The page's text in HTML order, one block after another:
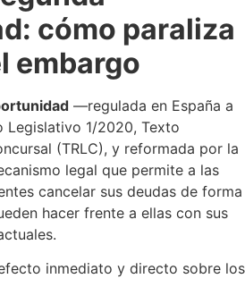
cómo paraliza
embargo
—regulada en España a
Legislativo 1/2020, Texto
(TRLC), y reformada por la
legal que permite a las
cancelar sus deudas de forma
hacer frente a ellas con sus
inmediato y directo sobre los